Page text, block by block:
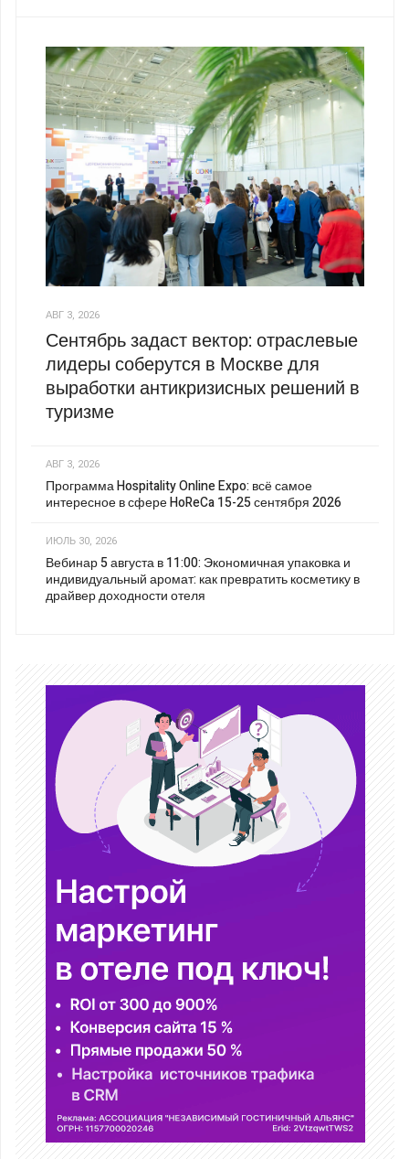
АВГ 3, 2026
Сентябрь задаст вектор: отраслевые
лидеры соберутся в Москве для
выработки антикризисных решений в
туризме
АВГ 3, 2026
Программа Hospitality Online Expo: всё самое
интересное в сфере HoReCa 15-25 сентября 2026
ИЮЛЬ 30, 2026
Вебинар 5 августа в 11:00: Экономичная упаковка и
индивидуальный аромат: как превратить косметику в
драйвер доходности отеля